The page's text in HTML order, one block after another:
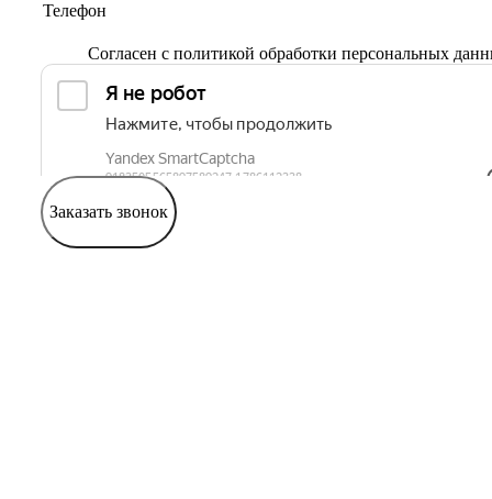
Согласен с политикой обработки персональных
Заказать звонок